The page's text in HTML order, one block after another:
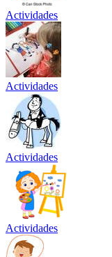
Actividades
Actividades
Actividades
Actividades